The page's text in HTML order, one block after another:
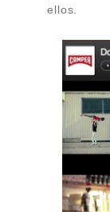
ellos.